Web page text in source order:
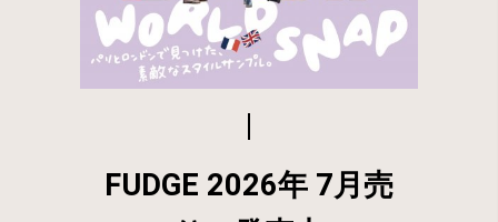
FUDGE 2026年 7月売